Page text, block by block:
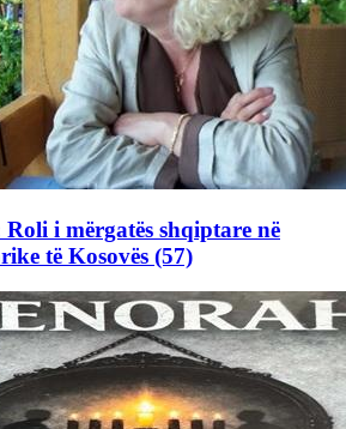
Roli i mërgatës shqiptare në
të Kosovës (57)